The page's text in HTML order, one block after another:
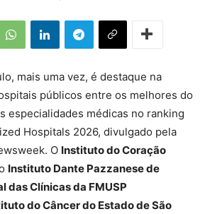
mais uma vez, é destaque na
públicos entre os melhores do
especialidades médicas no ranking
Hospitals 2026, divulgado pela
O Instituto do Coração
Instituto Dante Pazzanese de
das Clínicas da FMUSP
do Câncer do Estado de São